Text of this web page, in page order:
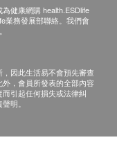
健康網購 health.ESDlife
業務發展部聯絡。我們會
因此生活易不會預先審查
，會員所發表的全部內容
引起任何損失或法律糾
明。